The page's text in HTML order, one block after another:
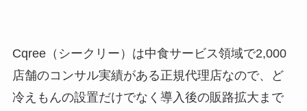
Cqree（シークリー）は中食サービス領域で2,000
店舗のコンサル実績がある正規代理店なので、ど
冷えもんの設置だけでなく導入後の販路拡大まで